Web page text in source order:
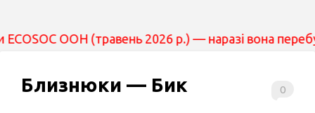
ООН (травень 2026 р.) — наразі вона
0
Близнюки — Бик